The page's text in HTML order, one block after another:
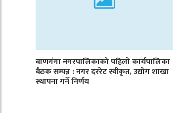
बाणगंगा नगरपालिकाको पहिलो कार्यपालिका
बैठक सम्पन्न : नगर दररेट स्वीकृत, उद्योग शाखा
स्थापना गर्ने निर्णय